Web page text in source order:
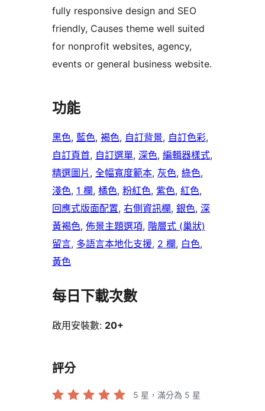
fully responsive design and SEO
friendly, Causes theme well suited
for nonprofit websites, agency,
events or general business website.
功能
黑色, 藍色, 褐色, 自訂背景, 自訂色彩
自訂頁首, 自訂選單, 深色, 編輯器樣式
精選圖片 , 全幅寬度範本, 灰色, 綠色
淺色, 1 欄, 橘色, 粉紅色, 紫色, 紅色
回應式版面配置, 右側資訊欄, 銀色, 深
黃褐色, 佈景主題選項, 階層式 (巢狀)
留言, 多語言本地化支援, 2 欄, 白色
黃色
每日下載次數
啟用安裝數: 20+
評分
5 星，滿分為 5 星